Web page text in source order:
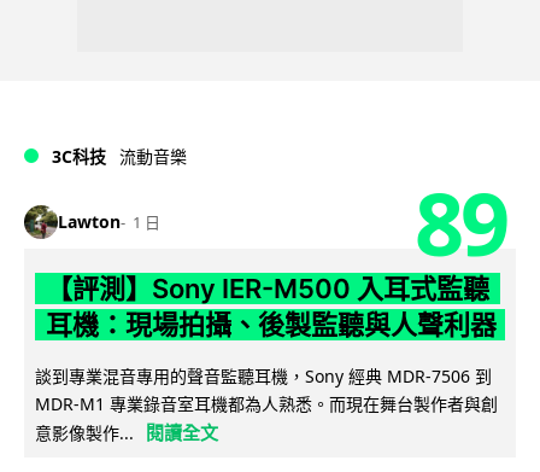
3C科技 流動音樂
Lawton 1 日 89
【評測】Sony IER-M500 入耳式監聽
耳機：現場拍攝、後製監聽與人聲利器
談到專業混音專用的聲音監聽耳機，Sony 經典 MDR-7506 到
MDR-M1 專業錄音室耳機都為人熟悉。而現在舞台製作者與創
意影像製作...
閱讀全文